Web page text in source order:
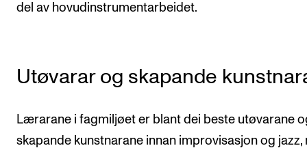
IN.TUNE
Arrangementer og konserter
del av hovudinstrumentarbeidet.
Utøvarar og skapande
Lærarane i fagmiljøet er blant dei beste utøvarane
skapande kunstnarane innan improvisasjon og jazz,